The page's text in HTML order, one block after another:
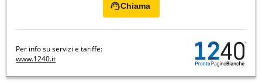
Chiama
Per info su servizi e tariffe:
www.1240.it